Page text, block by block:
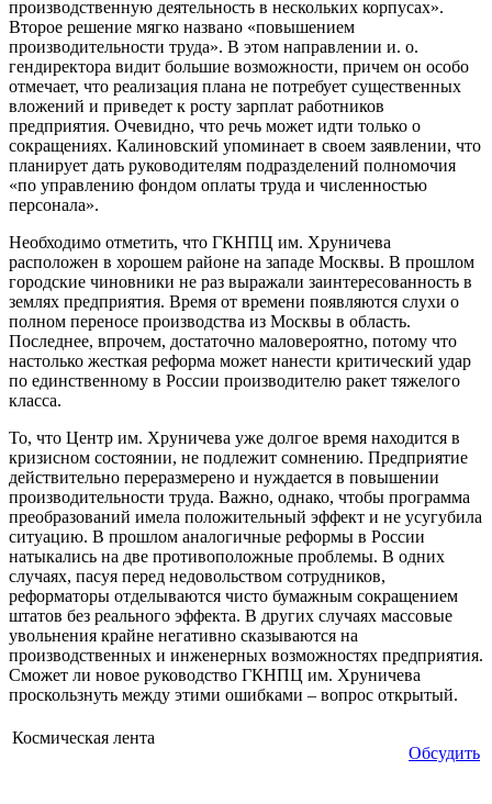
производственную деятельность в нескольких корпусах».
Второе решение мягко названо «повышением
производительности труда». В этом направлении и. о.
гендиректора видит большие возможности, причем он особо
отмечает, что реализация плана не потребует существенных
вложений и приведет к росту зарплат работников
предприятия. Очевидно, что речь может идти только о
сокращениях. Калиновский упоминает в своем заявлении, что
планирует дать руководителям подразделений полномочия
«по управлению фондом оплаты труда и численностью
персонала».
Необходимо отметить, что ГКНПЦ им. Хруничева
расположен в хорошем районе на западе Москвы. В прошлом
городские чиновники не раз выражали заинтересованность в
землях предприятия. Время от времени появляются слухи о
полном переносе производства из Москвы в область.
Последнее, впрочем, достаточно маловероятно, потому что
настолько жесткая реформа может нанести критический удар
по единственному в России производителю ракет тяжелого
класса.
То, что Центр им. Хруничева уже долгое время находится в
кризисном состоянии, не подлежит сомнению. Предприятие
действительно переразмерено и нуждается в повышении
производительности труда. Важно, однако, чтобы программа
преобразований имела положительный эффект и не усугубила
ситуацию. В прошлом аналогичные реформы в России
натыкались на две противоположные проблемы. В одних
случаях, пасуя перед недовольством сотрудников,
реформаторы отделываются чисто бумажным сокращением
штатов без реального эффекта. В других случаях массовые
увольнения крайне негативно сказываются на
производственных и инженерных возможностях предприятия.
Сможет ли новое руководство ГКНПЦ им. Хруничева
проскользнуть между этими ошибками – вопрос открытый.
Космическая лента
Обсудить